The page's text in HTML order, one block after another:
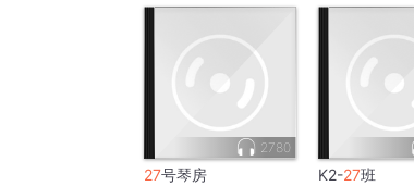
2780
27号琴房
K2-27班